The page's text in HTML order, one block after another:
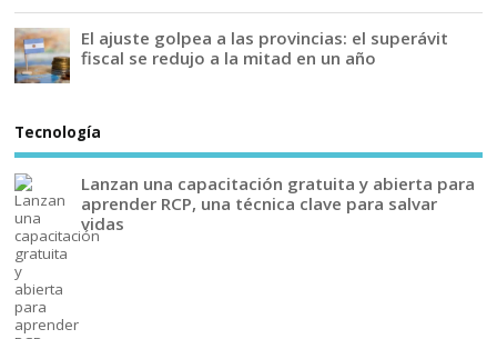
El ajuste golpea a las provincias: el superávit
fiscal se redujo a la mitad en un año
Tecnología
Lanzan una capacitación gratuita y abierta para
aprender RCP, una técnica clave para salvar
vidas